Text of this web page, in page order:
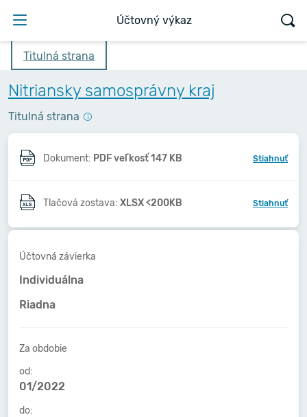
Účtovný výkaz
Titulná strana
Nitriansky samosprávny kraj
Titulná strana
Dokument: PDF veľkosť 147 KB Stiahnuť
Tlačová zostava: XLSX <200KB Stiahnuť
Účtovná závierka
Individuálna
Riadna
Za obdobie
od:
01/2022
do: